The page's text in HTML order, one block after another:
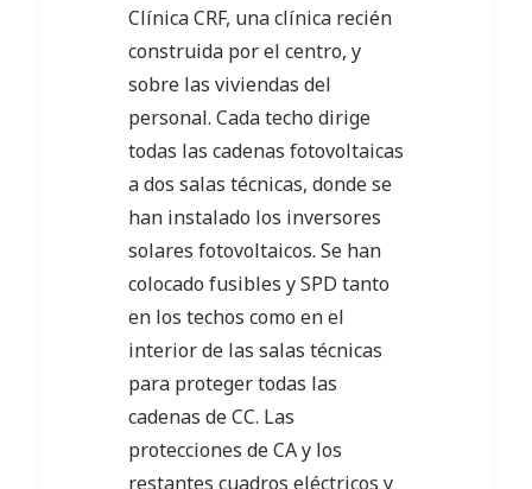
Clínica CRF, una clínica recién
construida por el centro, y
sobre las viviendas del
personal. Cada techo dirige
todas las cadenas fotovoltaicas
a dos salas técnicas, donde se
han instalado los inversores
solares fotovoltaicos. Se han
colocado fusibles y SPD tanto
en los techos como en el
interior de las salas técnicas
para proteger todas las
cadenas de CC. Las
protecciones de CA y los
restantes cuadros eléctricos y